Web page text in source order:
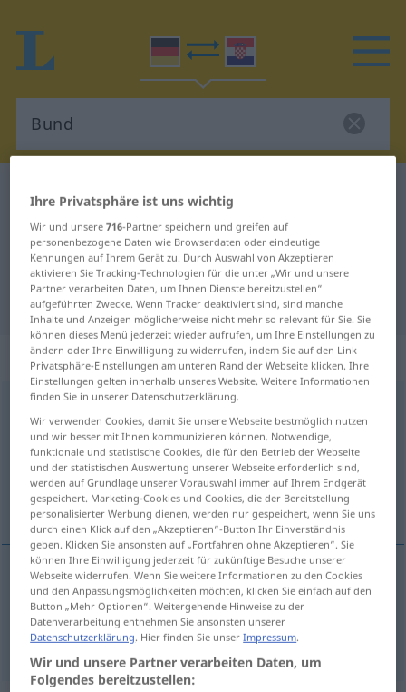
Deutsch-Kroatisch Wörterbuch
Deutsch-Kroatisch Übersetzung für
"Bund"
"Bund" Kroatisch Übersetzung
„Bund“: Maskulinum
Bundm <-(e)s;Bünde>
Übersicht aller Übersetzungen
(Für mehr Details die Übersetzung anklicken/antippen)
savez, pojas
savez BundStaaten usw
pojas BundHose
Ihre Privatsphäre ist uns wichtig
Wir und unsere716-Partner speichern und greifen auf
personenbezogene Daten wie Browserdaten oder eindeutige
Kennungen auf Ihrem Gerät zu. Durch Auswahl von Akzeptieren
aktivieren Sie Tracking-Technologien für die unter „Wir und unsere
Partner verarbeiten Daten, um Ihnen Dienste bereitzustellen“
aufgeführten Zwecke. Wenn Tracker deaktiviert sind, sind manche
Inhalte und Anzeigen möglicherweise nicht mehr so relevant für Sie. Sie
können dieses Menü jederzeit wieder aufrufen, um Ihre Einstellungen zu
ändern oder Ihre Einwilligung zu widerrufen, indem Sie auf den Link
Privatsphäre-Einstellungen am unteren Rand der Webseite klicken. Ihre
Einstellungen gelten innerhalb unseres Website. Weitere Informationen
finden Sie in unserer Datenschutzerklärung.
Wir verwenden Cookies, damit Sie unsere Webseite bestmöglich nutzen
und wir besser mit Ihnen kommunizieren können. Notwendige,
funktionale und statistische Cookies, die für den Betrieb der Webseite
und der statistischen Auswertung unserer Webseite erforderlich sind,
werden auf Grundlage unserer Vorauswahl immer auf Ihrem Endgerät
gespeichert. Marketing-Cookies und Cookies, die der Bereitstellung
personalisierter Werbung dienen, werden nur gespeichert, wenn Sie uns
durch einen Klick auf den „Akzeptieren“-Button Ihr Einverständnis
geben. Klicken Sie ansonsten auf „Fortfahren ohne Akzeptieren“. Sie
können Ihre Einwilligung jederzeit für zukünftige Besuche unserer
Webseite widerrufen. Wenn Sie weitere Informationen zu den Cookies
und den Anpassungsmöglichkeiten möchten, klicken Sie einfach auf den
Button „Mehr Optionen“. Weitergehende Hinweise zu der
Datenverarbeitung entnehmen Sie ansonsten unserer
Datenschutzerklärung. Hier finden Sie unserImpressum.
Wir und unsere Partner verarbeiten Daten, um
Folgendes bereitzustellen: